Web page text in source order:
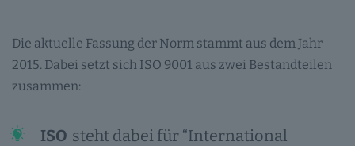
Die aktuelle Fassung der Norm stammt aus dem Jahr
2015. Dabei setzt sich ISO 9001 aus zwei Bestandteilen
zusammen:
ISO steht dabei für “International